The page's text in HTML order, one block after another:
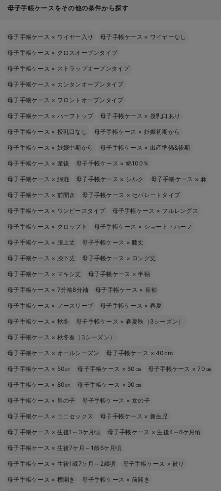
母子手帳ケースをその他の条件から探す
母子手帳ケース × ワイヤー入り 母子手帳ケース × ワイヤーなし
母子手帳ケース × クロスオープンタイプ
母子手帳ケース × ストラップオープンタイプ
母子手帳ケース × カンタンオープンタイプ
母子手帳ケース × フロントオープンタイプ
母子手帳ケース × ハーフトップ 母子手帳ケース × 授乳口あり
母子手帳ケース × 授乳口なし 母子手帳ケース × 妊娠初期から
母子手帳ケース × 妊娠中期から 母子手帳ケース × 出産準備&後期
母子手帳ケース × 産後 母子手帳ケース × 綿100％
母子手帳ケース × 綿混 母子手帳ケース × シルク 母子手帳ケース × 麻
母子手帳ケース × 前開き 母子手帳ケース × セパレートタイプ
母子手帳ケース × ワンピースタイプ 母子手帳ケース × フルレングス
母子手帳ケース × クロップト 母子手帳ケース × ショート・ハーフ
母子手帳ケース × 膝上丈 母子手帳ケース × 膝丈
母子手帳ケース × 膝下丈 母子手帳ケース × ロング丈
母子手帳ケース × マキシ丈 母子手帳ケース ×半袖
母子手帳ケース × 7分袖8分袖 母子手帳ケース × 長袖
母子手帳ケース × ノースリーブ 母子手帳ケース × 春夏
母子手帳ケース × 秋冬 母子手帳ケース × 春夏秋（3シーズン）
母子手帳ケース × 秋冬春（3シーズン）
母子手帳ケース × オールシーズン 母子手帳ケース ×40cm
母子手帳ケース × 50㎝ 母子手帳ケース × 60㎝ 母子手帳ケース ×70㎝
母子手帳ケース × 80㎝ 母子手帳ケース × 90㎝
母子手帳ケース × 男の子 母子手帳ケース ×女の子
母子手帳ケース × ユニセックス 母子手帳ケース × 新生児
母子手帳ケース × 生後1～3ケ月頃 母子手帳ケース ×生後4～6ケ月頃
母子手帳ケース × 生後7ケ月～1歳6ケ月頃
母子手帳ケース × 生後1歳7ケ月～2歳頃 母子手帳ケース ×被り
母子手帳ケース × 横開き 母子手帳ケース ×前開き